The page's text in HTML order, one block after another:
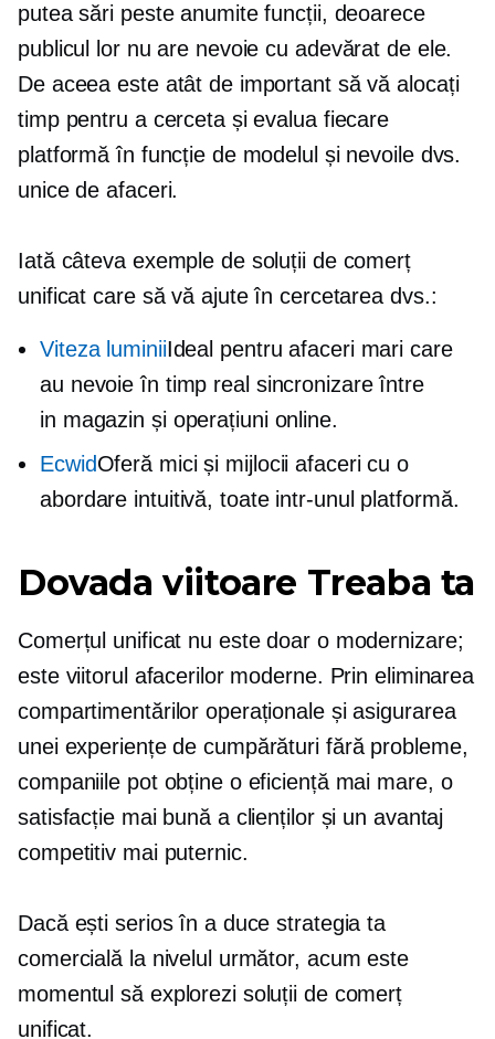
putea sări peste anumite funcții, deoarece
publicul lor nu are nevoie cu adevărat de ele.
De aceea este atât de important să vă alocați
timp pentru a cerceta și evalua fiecare
platformă în funcție de modelul și nevoile dvs.
unice de afaceri.
Iată câteva exemple de soluții de comerț
unificat care să vă ajute în cercetarea dvs.:
Viteza luminiiIdeal pentru afaceri mari care
au nevoieîn timp real sincronizare între
in magazin și operațiuni online.
EcwidOferă mici și mijlocii afaceri cu o
abordare intuitivă, toate intr-unul platformă.
Dovada viitoare Treaba ta
Comerțul unificat nu este doar o modernizare;
este viitorul afacerilor moderne. Prin eliminarea
compartimentărilor operaționale și asigurarea
unei experiențe de cumpărături fără probleme,
companiile pot obține o eficiență mai mare, o
satisfacție mai bună a clienților și un avantaj
competitiv mai puternic.
Dacă ești serios în a duce strategia ta
comercială la nivelul următor, acum este
momentul să explorezi soluții de comerț
unificat.